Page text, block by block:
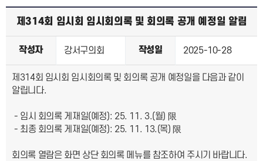
제314회 임시회 임시회의록 및 회의록 공개 예정일 알림
작성자 강서구의회 작성일 2025-10-28
제314회 임시회 임시회의록 및 회의록 공개 예정일을 다음과 같이
알립니다.
- 임시 회의록 게재일(예정): 25. 11. 3.(월) 限
- 최종 회의록 게재일(예정): 25. 11. 13.(목) 限
회의록 열람은 화면 상단 회의록 메뉴를 참조하여 주시기 바랍니다.